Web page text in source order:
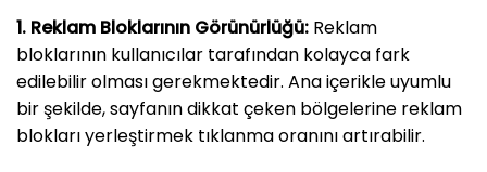
1. Reklam Bloklarının Görünürlüğü: Reklam
bloklarının kullanıcılar tarafından kolayca fark
edilebilir olması gerekmektedir. Ana içerikle uyumlu
bir şekilde, sayfanın dikkat çeken bölgelerine reklam
blokları yerleştirmek tıklanma oranını artırabilir.